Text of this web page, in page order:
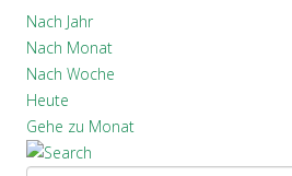
Nach Jahr
Nach Monat
Nach Woche
Heute
Gehe zu Monat